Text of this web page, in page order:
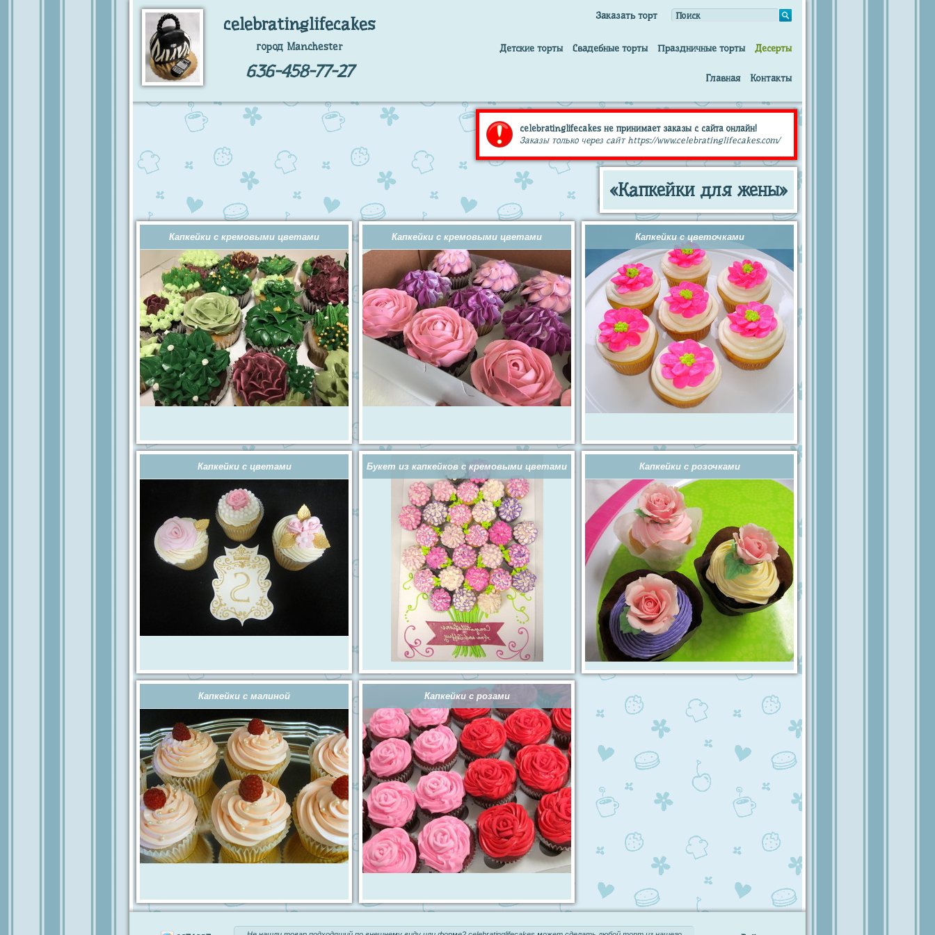
celebratinglifecakes
город Manchester
636-458-77-27
Заказать торт
Детские торты Свадебные торты Праздничные торты Десерты
Главная Контакты
celebratinglifecakes не принимает заказы с сайта онлайн!
Заказы только через сайт https://www.celebratinglifecakes.com/
«Капкейки для жены»
Капкейки с кремовыми цветами Капкейки с кремовыми цветами Капкейки с цветочками
Капкейки с цветами Букет из капкейков с кремовыми цветами Капкейки с розочками
Капкейки с малиной Капкейки с розами